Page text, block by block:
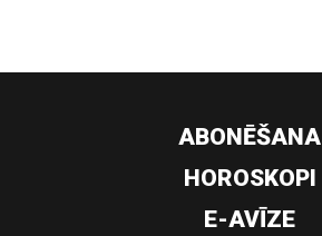
ABONĒŠANA
HOROSKOPI
E-AVĪZE